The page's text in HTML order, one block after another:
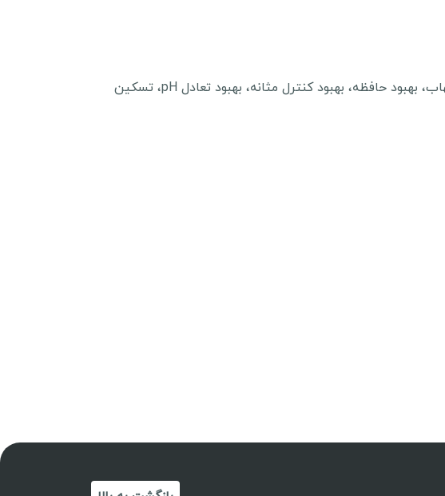
سموم و انگل ها را از داخل بدن پاکسازی می کند که منجر به کاهش احتباس مایعات، کاهش التهاب، بهبود حافظه، بهبود کنترل مثانه، بهبود تعادل pH، تسکین